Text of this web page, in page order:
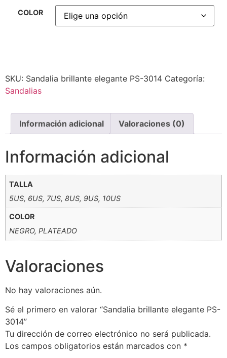
COLOR
SKU: Sandalia brillante elegante PS-3014 Categoría:
Sandalias
Información adicional Valoraciones (0)
Información adicional
TALLA
5US, 6US, 7US, 8US, 9US, 10US
COLOR
NEGRO, PLATEADO
Valoraciones
No hay valoraciones aún.
Sé el primero en valorar “Sandalia brillante elegante PS-
3014”
Tu dirección de correo electrónico no será publicada.
Los campos obligatorios están marcados con *